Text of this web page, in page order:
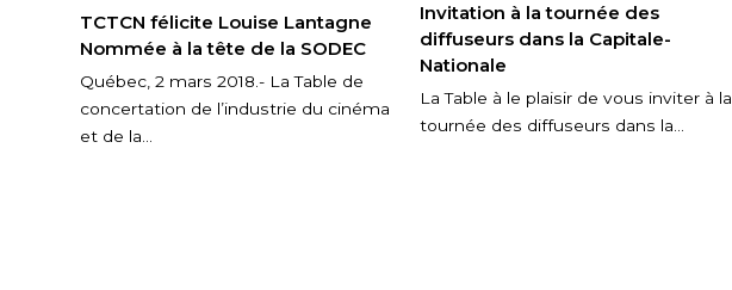
TCTCN félicite Louise Lantagne
Nommée à la tête de la SODEC
Québec, 2 mars 2018.- La Table de
concertation de l’industrie du cinéma
et de la…
Invitation à la tournée des
diffuseurs dans la Capitale-
Nationale
La Table à le plaisir de vous inviter à la
tournée des diffuseurs dans la…